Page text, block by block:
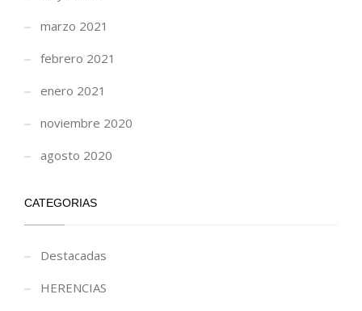
marzo 2021
febrero 2021
enero 2021
noviembre 2020
agosto 2020
CATEGORIAS
Destacadas
HERENCIAS